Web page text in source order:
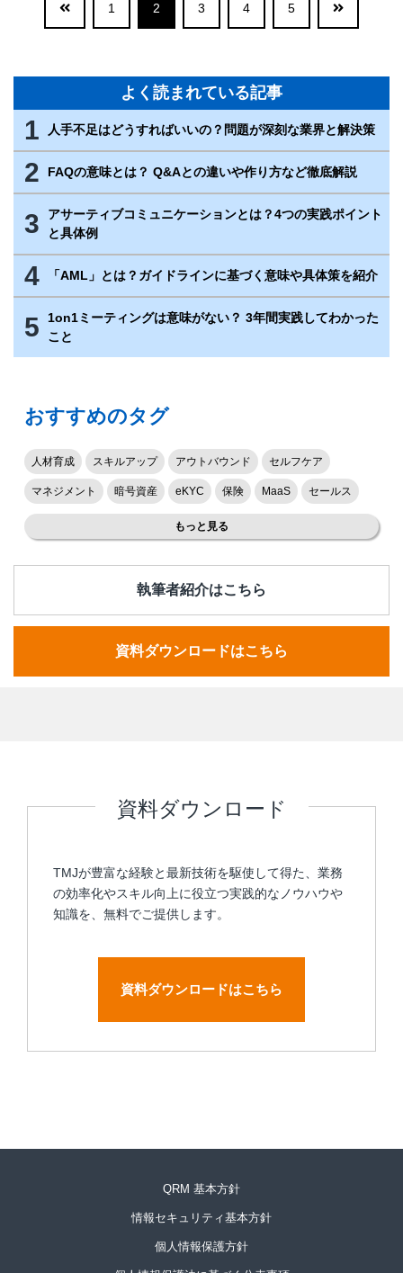
1 2 3 4 5
よく読まれている記事
1 人手不足はどうすればいいの？問題が深刻な業界と解決策
2 FAQの意味とは？ Q&Aとの違いや作り方など徹底解説
3
アサーティブコミュニケーションとは？4つの実践ポイント
と具体例
4 「AML」とは？ガイドラインに基づく意味や具体策を紹介
5
1on1ミーティングは意味がない？ 3年間実践してわかった
こと
おすすめのタグ
人材育成 スキルアップ アウトバウンド セルフケア
マネジメント 暗号資産 eKYC 保険 MaaS セールス
もっと見る
執筆者紹介はこちら
資料ダウンロードはこちら
資料ダウンロード
TMJが豊富な経験と最新技術を駆使して得た、業務
の効率化やスキル向上に役立つ実践的なノウハウや
知識を、無料でご提供します。
資料ダウンロードはこちら
QRM 基本方針
情報セキュリティ基本方針
個人情報保護方針